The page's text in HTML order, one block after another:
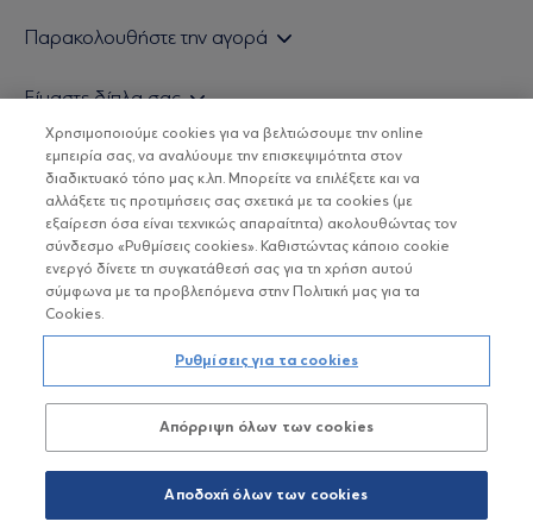
Τιμολογιακή Πολιτική
Δείτε τις πολιτικές μας
Βασικές Γνώσεις
Παρακολουθήστε την αγορά
Τα νέα μας
Χρήσιμοι σύνδεσμοι
Είμαστε δίπλα σας
H Eurobank Asset Management ΑΕΔΑΚ
Επενδυτική φιλοσοφία ESG
Πιστοποιημένα στελέχη και συνεργάτες
Αποστολή Βιογραφικών
ΟΙ ΟΣΕΚΑ ΔΕΝ ΕΧΟΥΝ ΕΓΓΥΗΜΕΝΗ ΑΠΟΔΟΣΗ ΚΑΙ ΟΙ
ΠΡΟΗΓΟΥΜΕΝΕΣ ΑΠΟΔΟΣΕΙΣ ΔΕΝ ΔΙΑΣΦΑΛΙΖΟΥΝ ΤΙΣ
ΜΕΛΛΟΝΤΙΚΕΣ
Copyright © Eurobank ΑΕΔΑΚ
Προστασία Προσωπικών Δεδομένων
Όροι χρήσης
Πολιτική cookies
Χρησιμοποιούμε cookies για να βελτιώσουμε την online
εμπειρία σας, να αναλύουμε την επισκεψιμότητα στον
διαδικτυακό τόπο μας κ.λπ. Μπορείτε να επιλέξετε και να
αλλάξετε τις προτιμήσεις σας σχετικά με τα cookies (με
εξαίρεση όσα είναι τεχνικώς απαραίτητα) ακολουθώντας τον
σύνδεσμο «Ρυθμίσεις cookies». Καθιστώντας κάποιο cookie
ενεργό δίνετε τη συγκατάθεσή σας για τη χρήση αυτού
σύμφωνα με τα προβλεπόμενα στην Πολιτική μας για τα
Cookies.
Ρυθμίσεις για τα cookies
Απόρριψη όλων των cookies
Αποδοχή όλων των cookies